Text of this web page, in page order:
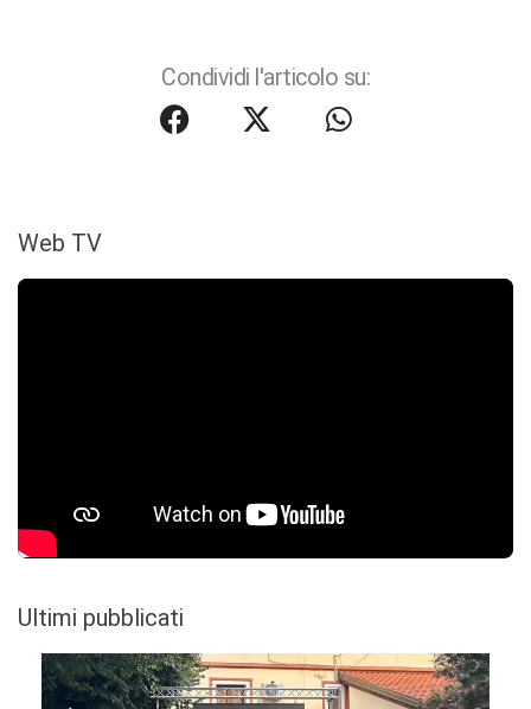
Condividi l'articolo su:
Web TV
Ultimi pubblicati